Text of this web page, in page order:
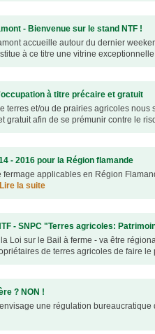
- Bienvenue sur le stand NTF !
accueille autour du dernier
à ce titre une vitrine
à titre précaire et gratuit
terres et/ou de prairies agricoles
gratuit afin de se prémunir contre le
- 2016 pour la Région flamande
fermage applicables en Région
Lire la suite
- SNPC "Terres agricoles:
Loi sur le Bail à ferme - va être
de terres agricoles de faire le
? NON !
une régulation